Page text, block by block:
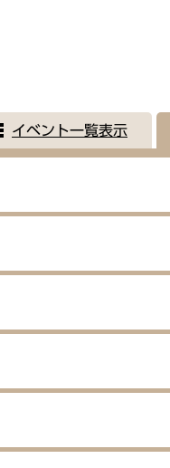
イベント一覧表示